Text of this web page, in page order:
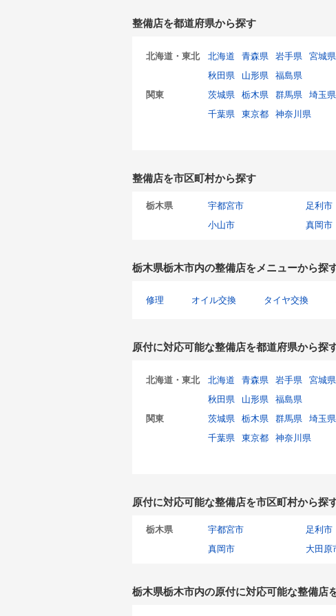
整備店を都道府県から探す
北海道・東北 北海道 青森県 岩手県
宮城県
秋田県
山形県
福島県
関東
茨城県 栃木県 群馬県
埼玉県
千葉県
東京都 神奈川県
整備店を市区町村から探す
栃木県 宇都宮市 足利市
小山市
真岡市
栃木県栃木市内の整備店をメニューから探
修理 オイル交換 タイヤ交換
原付に対応可能な整備店を都道府県から探
北海道・東北 北海道 青森県 岩手県
宮城県
秋田県
山形県
福島県
関東
茨城県 栃木県 群馬県
埼玉県
千葉県
東京都 神奈川県
原付に対応可能な整備店を市区町村から探
栃木県 宇都宮市 足利市
真岡市
大田原
栃木県栃木市内の原付に対応可能な整備店